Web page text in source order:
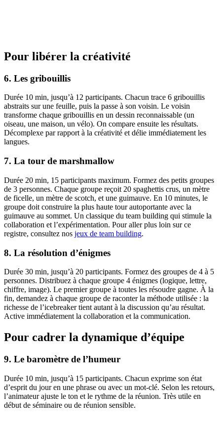
Pour libérer la créativité
6. Les gribouillis
Durée 10 min, jusqu’à 12 participants. Chacun trace 6 gribouillis
abstraits sur une feuille, puis la passe à son voisin. Le voisin
transforme chaque gribouillis en un dessin reconnaissable (un
oiseau, une maison, un vélo). On compare ensuite les résultats.
Décomplexe par rapport à la créativité et délie immédiatement les
langues.
7. La tour de marshmallow
Durée 20 min, 15 participants maximum. Formez des petits groupes
de 3 personnes. Chaque groupe reçoit 20 spaghettis crus, un mètre
de ficelle, un mètre de scotch, et une guimauve. En 10 minutes, le
groupe doit construire la plus haute tour autoportante avec la
guimauve au sommet. Un classique du team building qui stimule la
collaboration et l’expérimentation. Pour aller plus loin sur ce
registre, consultez nos jeux de team building.
8. La résolution d’énigmes
Durée 30 min, jusqu’à 20 participants. Formez des groupes de 4 à 5
personnes. Distribuez à chaque groupe 4 énigmes (logique, lettre,
chiffre, image). Le premier groupe à toutes les résoudre gagne. À la
fin, demandez à chaque groupe de raconter la méthode utilisée : la
richesse de l’icebreaker tient autant à la discussion qu’au résultat.
Active immédiatement la collaboration et la communication.
Pour cadrer la dynamique d’équipe
9. Le baromètre de l’humeur
Durée 10 min, jusqu’à 15 participants. Chacun exprime son état
d’esprit du jour en une phrase ou avec un mot-clé. Selon les retours,
l’animateur ajuste le ton et le rythme de la réunion. Très utile en
début de séminaire ou de réunion sensible.